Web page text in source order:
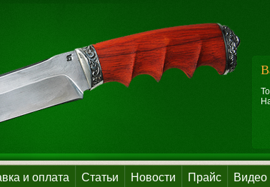
и оплата Статьи Новости Прайс Видео